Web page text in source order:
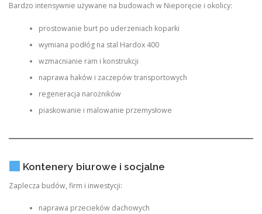
Bardzo intensywnie używane na budowach w Nieporęcie i okolicy:
prostowanie burt po uderzeniach koparki
wymiana podłóg na stal Hardox 400
wzmacnianie ram i konstrukcji
naprawa haków i zaczepów transportowych
regeneracja narożników
piaskowanie i malowanie przemysłowe
Kontenery biurowe i socjalne
Zaplecza budów, firm i inwestycji:
naprawa przecieków dachowych